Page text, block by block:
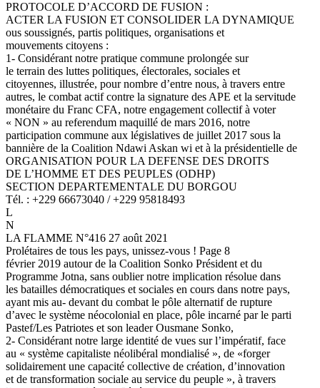
PROTOCOLE D’ACCORD DE FUSION :
ACTER LA FUSION ET CONSOLIDER LA DYNAMIQUE
ous soussignés, partis politiques, organisations et
mouvements citoyens :
1- Considérant notre pratique commune prolongée sur
le terrain des luttes politiques, électorales, sociales et
citoyennes, illustrée, pour nombre d’entre nous, à travers entre
autres, le combat actif contre la signature des APE et la servitude
monétaire du Franc CFA, notre engagement collectif à voter
« NON » au referendum maquillé de mars 2016, notre
participation commune aux législatives de juillet 2017 sous la
bannière de la Coalition Ndawi Askan wi et à la présidentielle de
ORGANISATION POUR LA DEFENSE DES DROITS
DE L’HOMME ET DES PEUPLES (ODHP)
SECTION DEPARTEMENTALE DU BORGOU
Tél. : +229 66673040 / +229 95818493
L
N
LA FLAMME N°416 27 août 2021
Prolétaires de tous les pays, unissez-vous ! Page 8
février 2019 autour de la Coalition Sonko Président et du
Programme Jotna, sans oublier notre implication résolue dans
les batailles démocratiques et sociales en cours dans notre pays,
ayant mis au- devant du combat le pôle alternatif de rupture
d’avec le système néocolonial en place, pôle incarné par le parti
Pastef/Les Patriotes et son leader Ousmane Sonko,
2- Considérant notre large identité de vues sur l’impératif, face
au « système capitaliste néolibéral mondialisé », de «forger
solidairement une capacité collective de création, d’innovation
et de transformation sociale au service du peuple », à travers